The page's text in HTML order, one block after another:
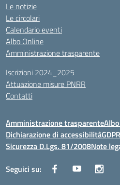
Le notizie
Le circolari
Calendario eventi
Albo Online
Amministrazione trasparente
Iscrizioni 2024_2025
Attuazione misure PNRR
Contatti
Amministrazione trasparente
Dichiarazione di accessibilità
Sicurezza D.Lgs. 81/2008Note
Seguici su: